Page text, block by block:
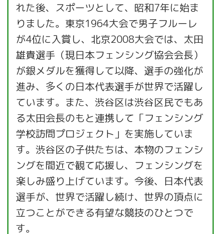
れた後、スポーツとして、昭和7年に始ま
りました。東京1964大会で男子フルーレ
が4位に入賞し、北京2008大会では、太田
雄貴選手（現日本フェンシング協会会長）
が銀メダルを獲得して以降、選手の強化が
進み、多くの日本代表選手が世界で活躍し
ています。また、渋谷区は渋谷区民でもあ
る太田会長のもと連携して「フェンシング
学校訪問プロジェクト」を実施していま
す。渋谷区の子供たちは、本物のフェンシ
ングを間近で観て応援し、フェンシングを
楽しみ盛り上げています。今後、日本代表
選手が、世界で活躍し続け、世界の頂点に
立つことができる有望な競技のひとつで
す。